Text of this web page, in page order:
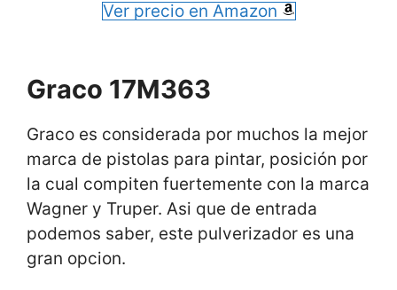
Ver precio en Amazon
Graco 17M363
Graco es considerada por muchos la mejor
marca de pistolas para pintar, posición por
la cual compiten fuertemente con la marca
Wagner y Truper. Asi que de entrada
podemos saber, este pulverizador es una
gran opcion.